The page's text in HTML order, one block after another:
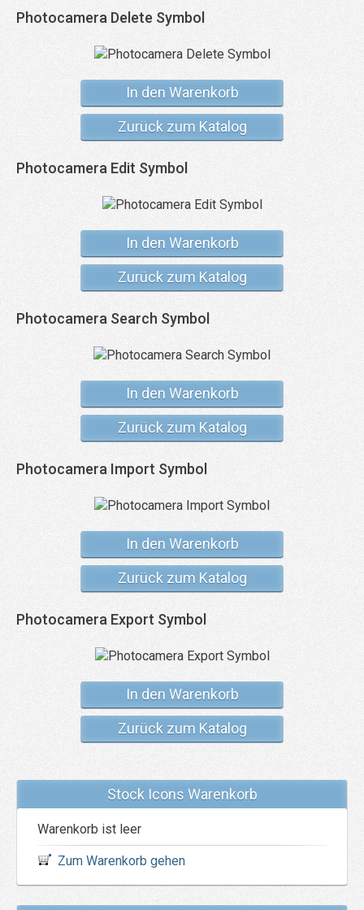
Photocamera Delete Symbol
In den Warenkorb
Zurück zum Katalog
Photocamera Edit Symbol
In den Warenkorb
Zurück zum Katalog
Photocamera Search Symbol
In den Warenkorb
Zurück zum Katalog
Photocamera Import Symbol
In den Warenkorb
Zurück zum Katalog
Photocamera Export Symbol
In den Warenkorb
Zurück zum Katalog
Stock Icons Warenkorb
Warenkorb ist leer
Zum Warenkorb gehen